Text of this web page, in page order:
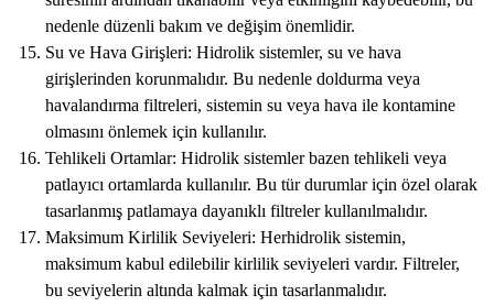
nedenle düzenli bakım ve değişim önemlidir.
Su ve Hava Girişleri: Hidrolik sistemler, su ve hava
girişlerinden korunmalıdır. Bu nedenle doldurma veya
havalandırma filtreleri, sistemin su veya hava ile kontamine
olmasını önlemek için kullanılır.
Tehlikeli Ortamlar: Hidrolik sistemler bazen tehlikeli veya
patlayıcı ortamlarda kullanılır. Bu tür durumlar için özel olarak
tasarlanmış patlamaya dayanıklı filtreler kullanılmalıdır.
Maksimum Kirlilik Seviyeleri: Herhidrolik sistemin,
maksimum kabul edilebilir kirlilik seviyeleri vardır. Filtreler,
bu seviyelerin altında kalmak için tasarlanmalıdır.